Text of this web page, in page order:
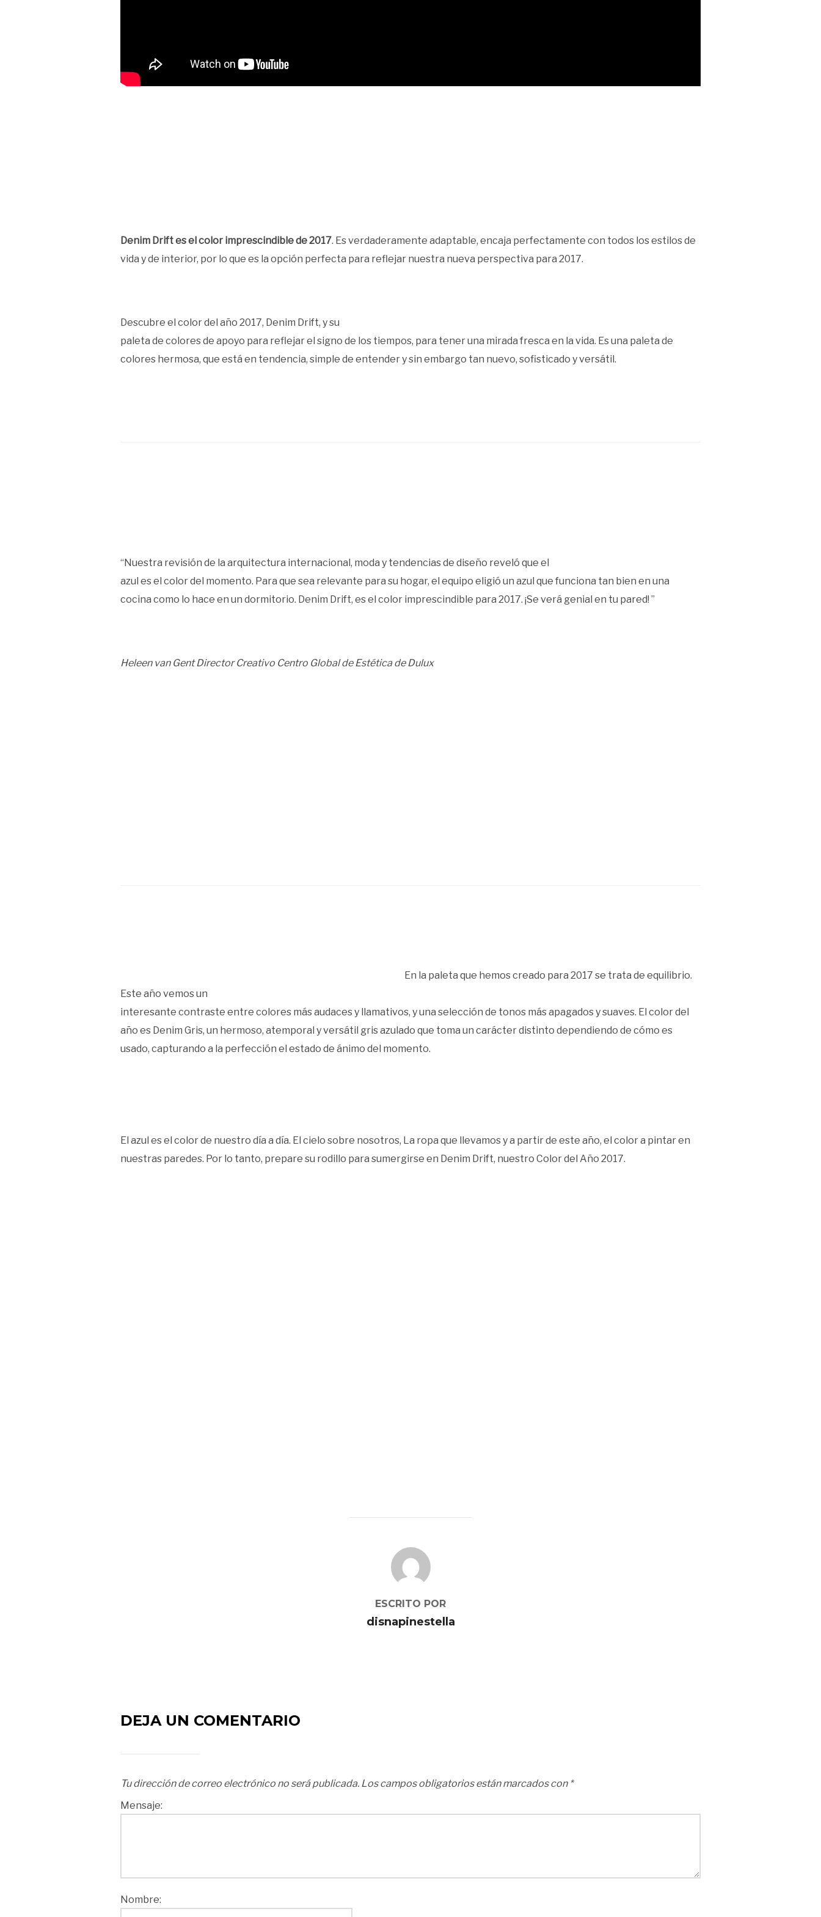
Denim Drift es el color imprescindible de 2017. Es verdaderamente adaptable, encaja perfectamente con todos los estilos de
vida y de interior, por lo que es la opción perfecta para reflejar nuestra nueva perspectiva para 2017.
Descubre el color del año 2017, Denim Drift, y su
paleta de colores de apoyo para reflejar el signo de los tiempos, para tener una mirada fresca en la vida. Es una paleta de
colores hermosa, que está en tendencia, simple de entender y sin embargo tan nuevo, sofisticado y versátil.
“Nuestra revisión de la arquitectura internacional, moda y tendencias de diseño reveló que el
azul es el color del momento. Para que sea relevante para su hogar, el equipo eligió un azul que funciona tan bien en una
cocina como lo hace en un dormitorio. Denim Drift, es el color imprescindible para 2017. ¡Se verá genial en tu pared! ”
Heleen van Gent Director Creativo Centro Global de Estética de Dulux
En la paleta que hemos creado para 2017 se trata de equilibrio.
Este año vemos un
interesante contraste entre colores más audaces y llamativos, y una selección de tonos más apagados y suaves. El color del
año es Denim Gris, un hermoso, atemporal y versátil gris azulado que toma un carácter distinto dependiendo de cómo es
usado, capturando a la perfección el estado de ánimo del momento.
El azul es el color de nuestro día a día. El cielo sobre nosotros, La ropa que llevamos y a partir de este año, el color a pintar en
nuestras paredes. Por lo tanto, prepare su rodillo para sumergirse en Denim Drift, nuestro Color del Año 2017.
AUTOR DE LA PUBLICACIÓN
ESCRITO POR
disnapinestella
DEJA UN COMENTARIO
Tu dirección de correo electrónico no será publicada. Los campos obligatorios están marcados con *
Mensaje:
Nombre: